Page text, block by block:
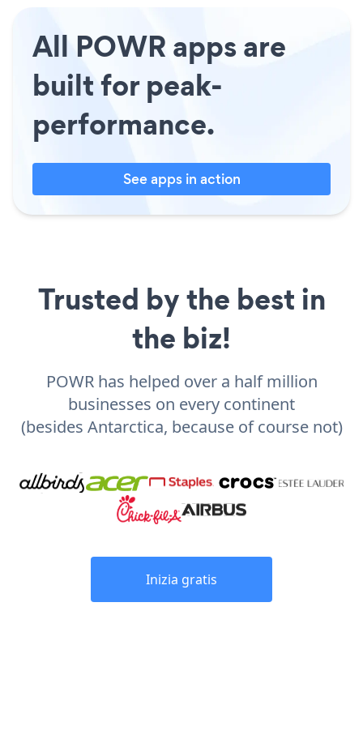
All POWR apps are
built for peak-
performance.
See apps in action
Trusted by the best in
the biz!
POWR has helped over a half million
businesses on every continent
(besides Antarctica, because of course not)
Inizia gratis